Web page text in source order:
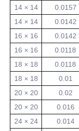
14 × 14
0.0157
14 × 14
0.0142
16 × 16
0.0142
16 × 16
0.0118
18 × 18
0.0118
18 × 18
0.01
20 × 20
0.02
20 × 20
0.016
24 × 24
0.014